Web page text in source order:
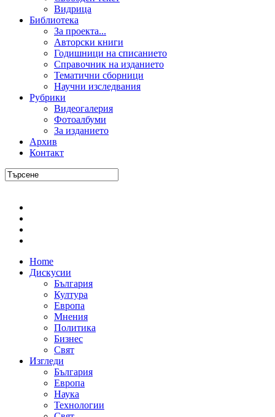
Видрица
Библиотека
За проекта...
Авторски книги
Годишници на списанието
Справочник на изданието
Тематични сборници
Научни изследвания
Рубрики
Видеогалерия
Фотоалбуми
За изданието
Архив
Контакт
Home
Дискусии
България
Култура
Европа
Мнения
Политика
Бизнес
Свят
Изгледи
България
Европа
Наука
Технологии